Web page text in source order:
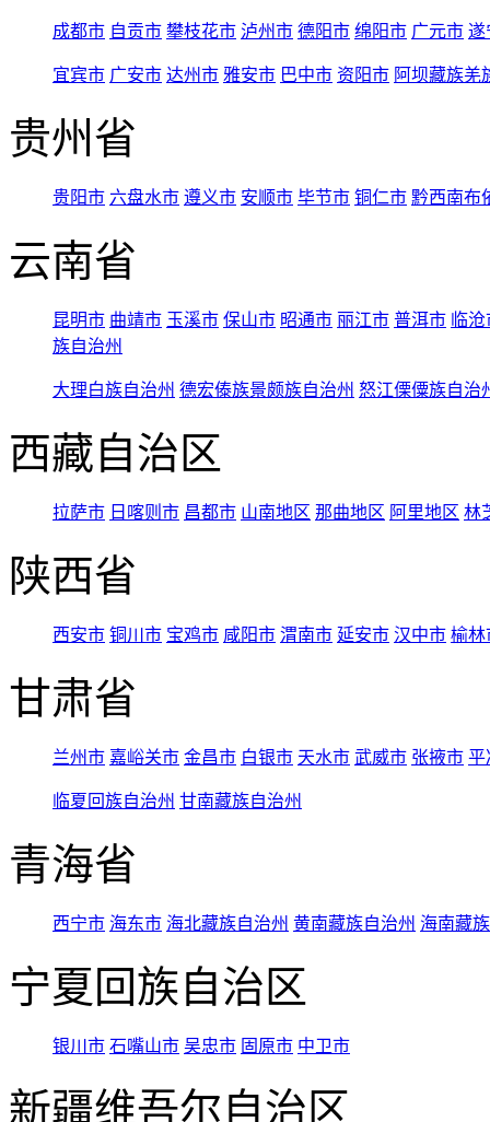
成都市 自贡市 攀枝花市 泸州市 德阳市 绵阳市 广元市 遂
宜宾市 广安市 达州市 雅安市 巴中市 资阳市 阿坝藏族羌
贵州省
贵阳市 六盘水市 遵义市 安顺市 毕节市 铜仁市 黔西南布
云南省
昆明市 曲靖市 玉溪市 保山市 昭通市 丽江市 普洱市 临
族自治州
大理白族自治州 德宏傣族景颇族自治州 怒江傈僳族自治
西藏自治区
拉萨市 日喀则市 昌都市 山南地区 那曲地区 阿里地区 林
陕西省
西安市 铜川市 宝鸡市 咸阳市 渭南市 延安市 汉中市 榆林
甘肃省
兰州市 嘉峪关市 金昌市 白银市 天水市 武威市 张掖市 平
临夏回族自治州 甘南藏族自治州
青海省
西宁市 海东市 海北藏族自治州 黄南藏族自治州 海南藏
宁夏回族自治区
银川市 石嘴山市 吴忠市 固原市 中卫市
新疆维吾尔自治区